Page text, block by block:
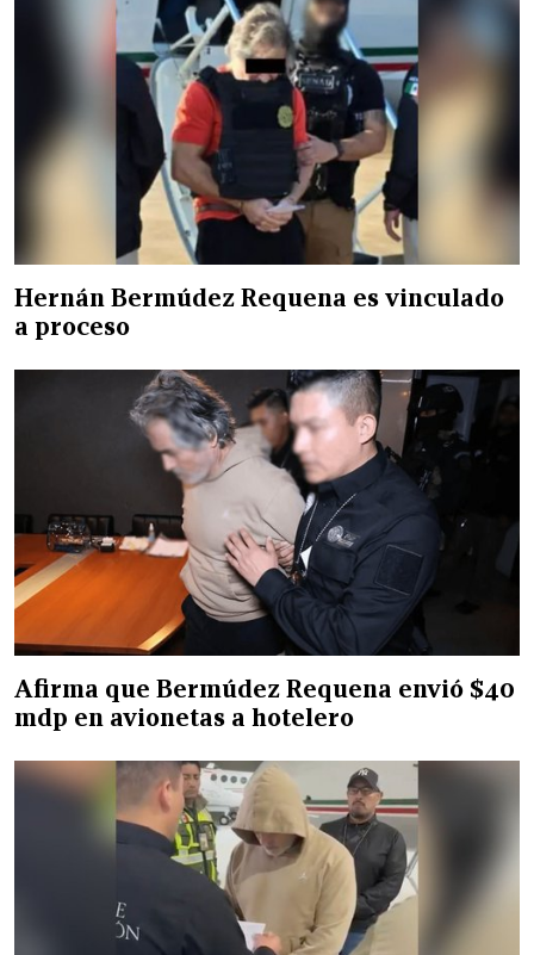
Hernán Bermúdez Requena es vinculado
a proceso
Afirma que Bermúdez Requena envió $40
mdp en avionetas a hotelero